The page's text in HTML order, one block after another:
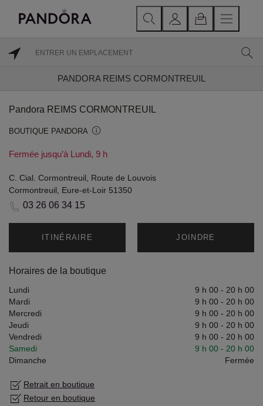
PANDORA REIMS CORMONTREUIL
Pandora REIMS CORMONTREUIL
BOUTIQUE PANDORA
Fermée jusqu’à Lundi, 9 h
C. Cial. Cormontreuil, Route de Louvois
Cormontreuil, Eure-et-Loir 51350
03 26 06 34 15
ITINÉRAIRE JOINDRE
Horaires de la boutique
Lundi 9 h 00 - 20 h 00
Mardi
9 h 00 - 20 h 00
Mercredi
9 h 00 - 20 h 00
Jeudi
9 h 00 - 20 h 00
Vendredi
9 h 00 - 20 h 00
Samedi
9 h 00 - 20 h 00
Dimanche
Fermée
Retrait en boutique
Retour en boutique